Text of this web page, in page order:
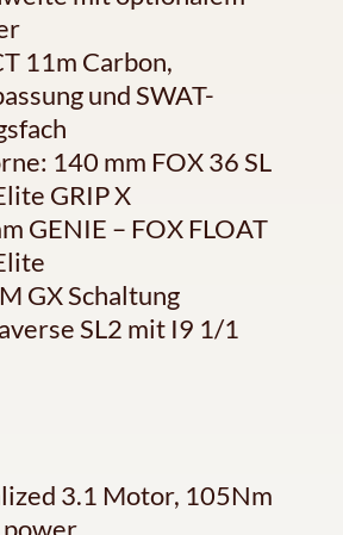
11m Carbon,
und SWAT-
140 mm FOX 36 SL
GRIP X
GENIE – FOX FLOAT
GX Schaltung
SL2 mit I9 1/1
3.1 Motor, 105Nm